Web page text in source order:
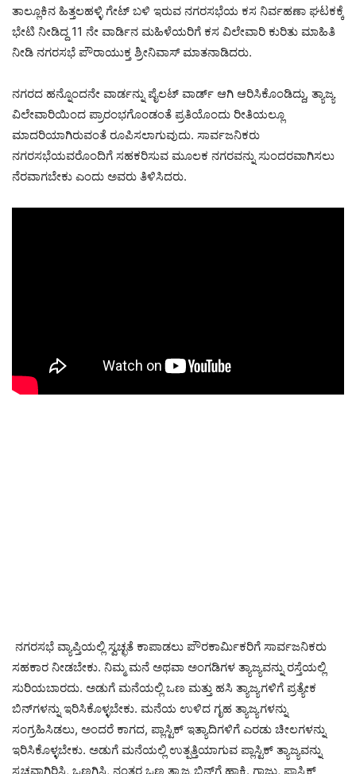
ತಾಲ್ಲೂಕಿನ ಹಿತ್ತಲಹಳ್ಳಿ ಗೇಟ್ ಬಳಿ ಇರುವ ನಗರಸಭೆಯ ಕಸ ನಿರ್ವಹಣಾ ಘಟಕಕ್ಕೆ
ಭೇಟಿ ನೀಡಿದ್ದ 11 ನೇ ವಾರ್ಡಿನ ಮಹಿಳೆಯರಿಗೆ ಕಸ ವಿಲೇವಾರಿ ಕುರಿತು ಮಾಹಿತಿ
ನೀಡಿ ನಗರಸಭೆ ಪೌರಾಯುಕ್ತ ಶ್ರೀನಿವಾಸ್ ಮಾತನಾಡಿದರು.
ನಗರದ ಹನ್ನೊಂದನೇ ವಾರ್ಡನ್ನು ಪೈಲಟ್ ವಾರ್ಡ್ ಆಗಿ ಆರಿಸಿಕೊಂಡಿದ್ದು, ತ್ಯಾಜ್ಯ
ವಿಲೇವಾರಿಯಿಂದ ಪ್ರಾರಂಭಗೊಂಡಂತೆ ಪ್ರತಿಯೊಂದು ರೀತಿಯಲ್ಲೂ
ಮಾದರಿಯಾಗಿರುವಂತೆ ರೂಪಿಸಲಾಗುವುದು. ಸಾರ್ವಜನಿಕರು
ನಗರಸಭೆಯವರೊಂದಿಗೆ ಸಹಕರಿಸುವ ಮೂಲಕ ನಗರವನ್ನು ಸುಂದರವಾಗಿಸಲು
ನೆರವಾಗಬೇಕು ಎಂದು ಅವರು ತಿಳಿಸಿದರು.
ನಗರಸಭೆ ವ್ಯಾಪ್ತಿಯಲ್ಲಿ ಸ್ವಚ್ಛತೆ ಕಾಪಾಡಲು ಪೌರಕಾರ್ಮಿಕರಿಗೆ ಸಾರ್ವಜನಿಕರು
ಸಹಕಾರ ನೀಡಬೇಕು. ನಿಮ್ಮ ಮನೆ ಅಥವಾ ಅಂಗಡಿಗಳ ತ್ಯಾಜ್ಯವನ್ನು ರಸ್ತೆಯಲ್ಲಿ
ಸುರಿಯಬಾರದು. ಅಡುಗೆ ಮನೆಯಲ್ಲಿ ಒಣ ಮತ್ತು ಹಸಿ ತ್ಯಾಜ್ಯಗಳಿಗೆ ಪ್ರತ್ಯೇಕ
ಬಿನ್‌ಗಳನ್ನು ಇರಿಸಿಕೊಳ್ಳಬೇಕು. ಮನೆಯ ಉಳಿದ ಗೃಹ ತ್ಯಾಜ್ಯಗಳನ್ನು
ಸಂಗ್ರಹಿಸಿಡಲು, ಅಂದರೆ ಕಾಗದ, ಪ್ಲಾಸ್ಟಿಕ್ ಇತ್ಯಾದಿಗಳಿಗೆ ಎರಡು ಚೀಲಗಳನ್ನು
ಇರಿಸಿಕೊಳ್ಳಬೇಕು. ಅಡುಗೆ ಮನೆಯಲ್ಲಿ ಉತ್ಪತ್ತಿಯಾಗುವ ಪ್ಲಾಸ್ಟಿಕ್ ತ್ಯಾಜ್ಯವನ್ನು
ಸ್ವಚ್ಛವಾಗಿರಿಸಿ, ಒಣಗಿಸಿ, ನಂತರ ಒಣ ತ್ಯಾಜ್ಯ ಬಿನ್‌ಗೆ ಹಾಕಿ. ಗಾಜು, ಪ್ಲಾಸ್ಟಿಕ್